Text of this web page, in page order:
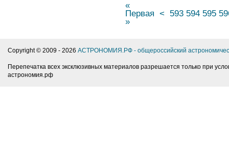
«
Первая < 593 594 595
»
Copyright © 2009 - 2026 АСТРОНОМИЯ.РФ - общероссийский
Перепечатка всех эксклюзивных материалов разрешается только при
астрономия.рф